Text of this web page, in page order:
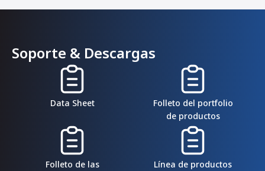
Soporte & Descargas
Data Sheet
Folleto del portfolio
de productos
Folleto de las
Línea de productos